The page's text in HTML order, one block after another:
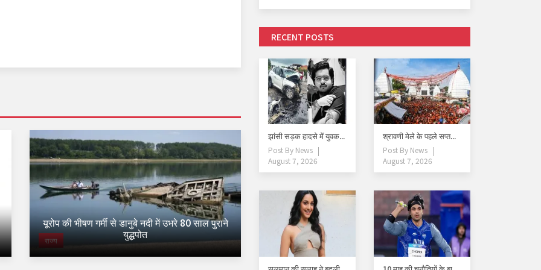
राज्य
यूरोप की भीषण गर्मी से डानुबे नदी में उभरे 80 साल पुराने
युद्धपोत
RECENT POSTS
झांसी सड़क हादसे में युवक...
Post By News
August 7, 2026
श्रावणी मेले के पहले सप्त...
Post By News
August 7, 2026